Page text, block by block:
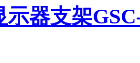
器支架